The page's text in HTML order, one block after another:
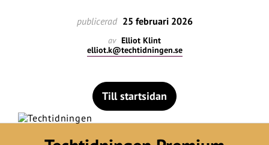
publicerad 25 februari 2026
av Elliot Klint
elliot.k@techtidningen.se
Till startsidan